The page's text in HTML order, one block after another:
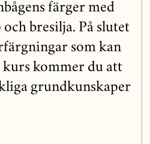
färger med
bresilja. På slutet
som kan
kurs kommer du att
grundkunskaper